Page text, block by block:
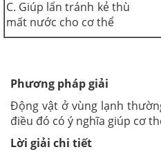
C. Giúp lẩn tránh
mất nước cho cơ thể
Phương pháp giải
Động vật ở vùng lạnh
điều đó có ý nghĩa giúp cơ
Lời giải chi tiết